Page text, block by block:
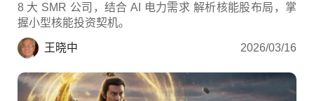
8 大 SMR 公司，结合 AI 电力需求 解析核能股布局，掌
握小型核能投资契机。
王晓中 2026/03/16